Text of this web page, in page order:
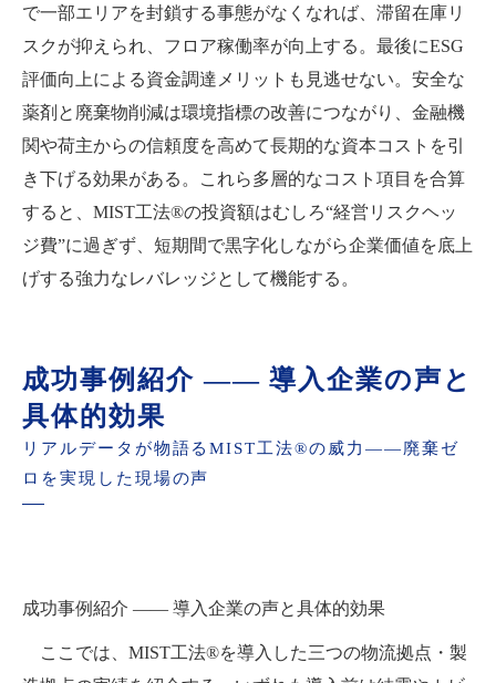
で一部エリアを封鎖する事態がなくなれば、滞留在庫リ
スクが抑えられ、フロア稼働率が向上する。最後にESG
評価向上による資金調達メリットも見逃せない。安全な
薬剤と廃棄物削減は環境指標の改善につながり、金融機
関や荷主からの信頼度を高めて長期的な資本コストを引
き下げる効果がある。これら多層的なコスト項目を合算
すると、MIST工法®の投資額はむしろ“経営リスクヘッ
ジ費”に過ぎず、短期間で黒字化しながら企業価値を底上
げする強力なレバレッジとして機能する。
成功事例紹介 ―― 導入企業の声と
具体的効果
リアルデータが物語るMIST工法®の威力――廃棄ゼ
ロを実現した現場の声
成功事例紹介 ―― 導入企業の声と具体的効果
ここでは、MIST工法®を導入した三つの物流拠点・製